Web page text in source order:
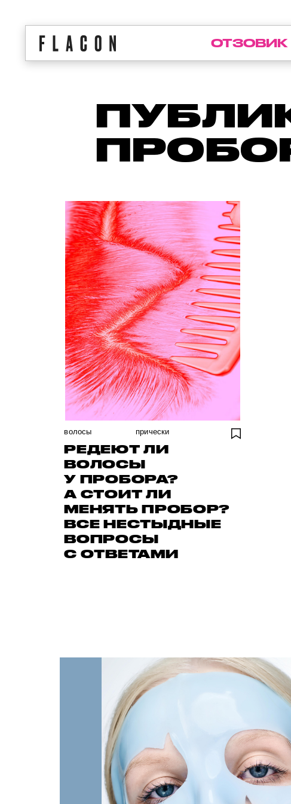
ОТЗОВИК
волосы прически
РЕДЕЮТ ЛИ
ВОЛОСЫ
У ПРОБОРА?
А СТОИТ ЛИ
МЕНЯТЬ ПРОБОР?
ВСЕ НЕСТЫДНЫЕ
ВОПРОСЫ
С ОТВЕТАМИ